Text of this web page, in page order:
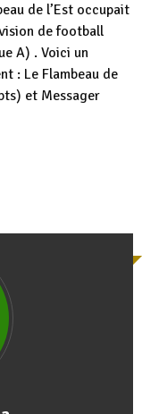
de l’Est occupait
de football
A) . Voici un
: Le Flambeau de
et Messager